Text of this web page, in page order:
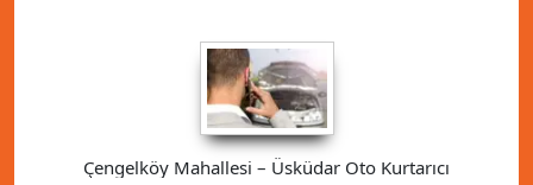
Çengelköy Mahallesi – Üsküdar Oto Kurtarıcı